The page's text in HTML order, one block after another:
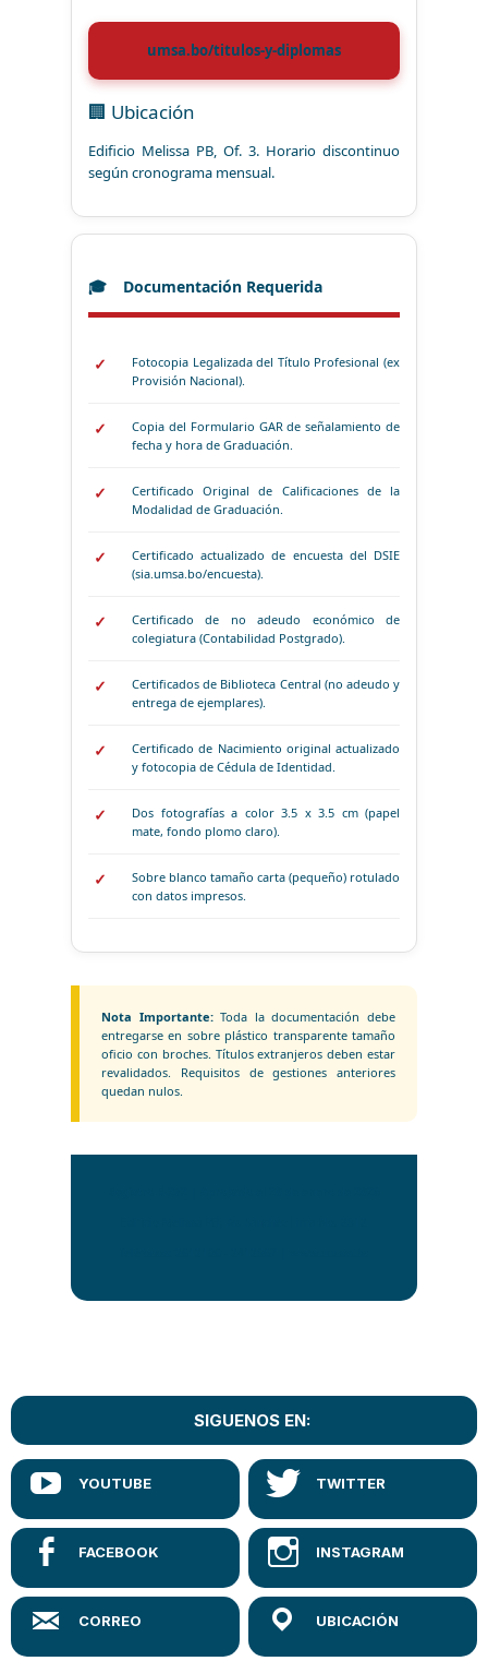
umsa.bo/titulos-y-diplomas
🏢 Ubicación
Edificio Melissa PB, Of. 3. Horario discontinuo
según cronograma mensual.
Documentación Requerida
Fotocopia Legalizada del Título Profesional (ex
Provisión Nacional).
Copia del Formulario GAR de señalamiento de
fecha y hora de Graduación.
Certificado Original de Calificaciones de la
Modalidad de Graduación.
Certificado actualizado de encuesta del DSIE
(sia.umsa.bo/encuesta).
Certificado de no adeudo económico de
colegiatura (Contabilidad Postgrado).
Certificados de Biblioteca Central (no adeudo y
entrega de ejemplares).
Certificado de Nacimiento original actualizado
y fotocopia de Cédula de Identidad.
Dos fotografías a color 3.5 x 3.5 cm (papel
mate, fondo plomo claro).
Sobre blanco tamaño carta (pequeño) rotulado
con datos impresos.
Nota Importante:Toda la documentación debe
entregarse en sobre plástico transparente tamaño
oficio con broches. Títulos extranjeros deben estar
revalidados. Requisitos de gestiones anteriores
quedan nulos.
SIGUENOS EN: